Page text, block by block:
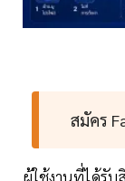
สมัคร